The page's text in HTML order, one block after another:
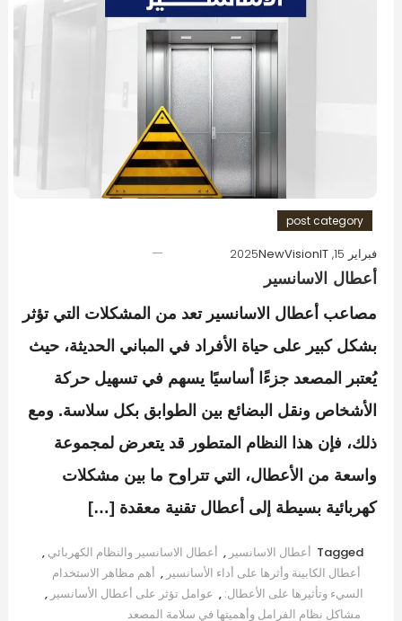
post category
فبراير 15, 2025
NewVisionIT
أعطال الاسانسير
مصاعب أعطال الاسانسير تعد من المشكلات التي تؤثر
بشكل كبير على حياة الأفراد في المباني الحديثة، حيث
يُعتبر المصعد جزءًا أساسيًا يسهم في تسهيل حركة
الأشخاص ونقل البضائع بين الطوابق بكل سلاسة. ومع
ذلك، فإن هذا النظام المتطور قد يتعرض لمجموعة
واسعة من الأعطال، التي تتراوح ما بين مشكلات
كهربائية بسيطة إلى أعطال تقنية معقدة […]
Tagged أعطال الاسانسير , أعطال الاسانسير والنظام الكهربائي ,
أعطال الكابينة وأثرها على أداء الأسانسير , أهم مظاهر الاستخدام
السيء وتأثيرها على الأعطال: , عوامل تؤثر على أعطال الأسانسير ,
مشاكل نظام الفرامل وأهميتها في سلامة المصعد